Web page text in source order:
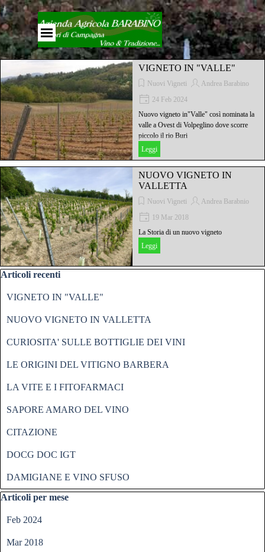
Vai ai contenuti
Salta menù
VIGNETO IN "VALLE"
Nuovi Vigneti
Andrea Barabino
24 Feb 2024
Nuovo vigneto in"Valle" così nominata la
valle a Ovest di Volpeglino dove scorre
piccolo il rio Buri
Leggi
NUOVO VIGNETO IN
VALLETTA
Nuovi Vigneti
Andrea Barabnio
19 Mar 2018
La Storia di un nuovo vigneto
Leggi
Salta blocco Articoli recenti
Articoli recenti
VIGNETO IN "VALLE"
NUOVO VIGNETO IN VALLETTA
CURIOSITA' SULLE BOTTIGLIE DEI VINI
LE ORIGINI DEL VITIGNO BARBERA
LA VITE E I FITOFARMACI
SAPORE AMARO DEL VINO
CITAZIONE
DOCG DOC IGT
DAMIGIANE E VINO SFUSO
Salta blocco Articoli per mese
Articoli per mese
Feb 2024
Mar 2018